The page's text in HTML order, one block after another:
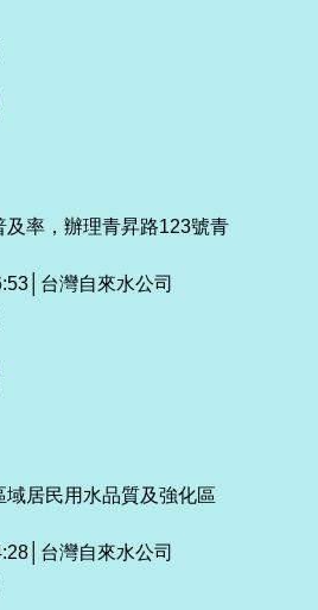
及率，辦理青昇路123號青
台灣自來水公司
域居民用水品質及強化區
台灣自來水公司